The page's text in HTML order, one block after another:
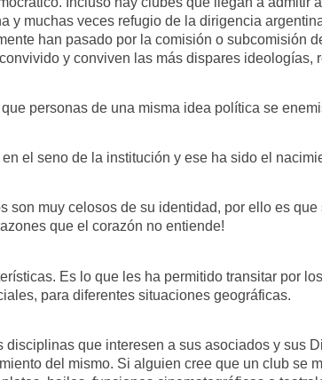
y muchas veces refugio de la dirigencia
han pasado por la comisión o subcomisión
y conviven las más dispares ideologías,
personas de una misma idea política se
el seno de la institución y ese ha sido el
son muy celosos de su identidad, por ello es
que el corazón no entiende!
Es lo que les ha permitido transitar por
para diferentes situaciones geográficas.
que interesen a sus asociados y sus
del mismo. Si alguien cree que un club se